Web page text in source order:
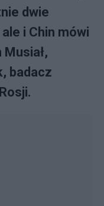
dwie
i Chin mówi
badacz